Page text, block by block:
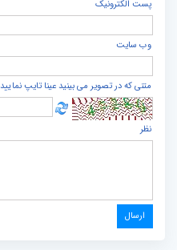
پست الكترونيک
وب سایت
متنی که در تصویر می بینید عینا تایپ نمایید
نظر